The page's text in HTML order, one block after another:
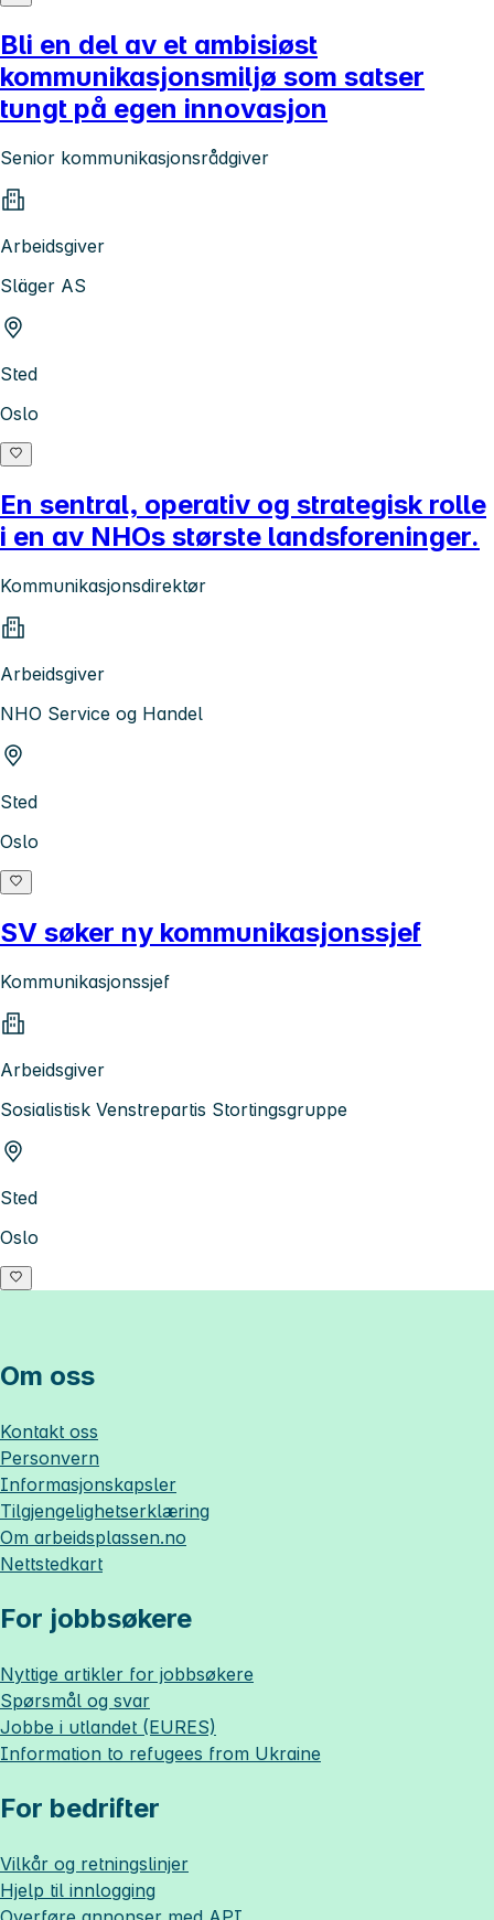
Bli en del av et ambisiøst
kommunikasjonsmiljø som satser
tungt på egen innovasjon
Senior kommunikasjonsrådgiver
Arbeidsgiver
Släger AS
Sted
Oslo
En sentral, operativ og strategisk rolle
i en av NHOs største landsforeninger.
Kommunikasjonsdirektør
Arbeidsgiver
NHO Service og Handel
Sted
Oslo
SV søker ny kommunikasjonssjef
Kommunikasjonssjef
Arbeidsgiver
Sosialistisk Venstrepartis Stortingsgruppe
Sted
Oslo
Om oss
Kontakt oss
Personvern
Informasjonskapsler
Tilgjengelighetserklæring
Om arbeidsplassen.no
Nettstedkart
For jobbsøkere
Nyttige artikler for jobbsøkere
Spørsmål og svar
Jobbe i utlandet (EURES)
Information to refugees from Ukraine
For bedrifter
Vilkår og retningslinjer
Hjelp til innlogging